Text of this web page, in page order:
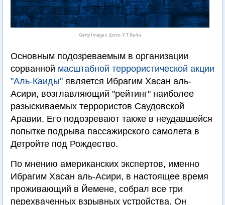
Getty Images. Фото: У.Т.Кейн
Основным подозреваемым в организации
сорванной масштабной террористической акции
"Аль-Каиды" является Ибрагим Хасан аль-
Асири, возглавляющий "рейтинг" наиболее
разыскиваемых террористов Саудовской
Аравии. Его подозревают также в неудавшейся
попытке подрыва пассажирского самолета в
Детройте под Рождество.
По мнению американских экспертов, именно
Ибрагим Хасан аль-Асири, в настоящее время
проживающий в Йемене, собрал все три
перехваченных взрывных устройства. Он